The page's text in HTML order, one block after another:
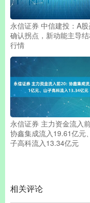
永信证券 中信建投：A
确认拐点，新动能主导
行情
永信证券 主力资金流入
协鑫集成流入19.61亿元
子高科流入13.34亿元
相关评论